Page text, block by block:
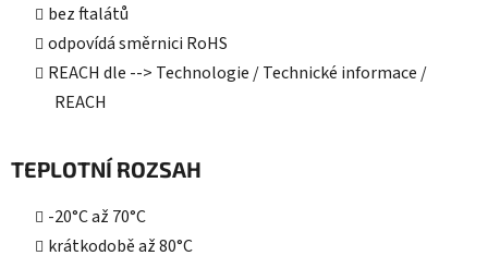
bez ftalátů
odpovídá směrnici RoHS
REACH dle --> Technologie / Technické informace /
REACH
TEPLOTNÍ ROZSAH
-20°C až 70°C
krátkodobě až 80°C